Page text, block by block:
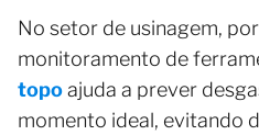
No setor de usinagem,
monitoramento de
topoajuda a prever
momento ideal, evitando